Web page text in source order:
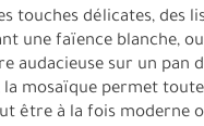
touches délicates, des
une faïence blanche,
audacieuse sur un pan
la mosaïque permet
être à la fois moderne